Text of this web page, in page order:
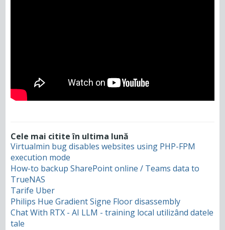
Cele mai citite în ultima lună
Virtualmin bug disables websites using PHP-FPM
execution mode
How-to backup SharePoint online / Teams data to
TrueNAS
Tarife Uber
Philips Hue Gradient Signe Floor disassembly
Chat With RTX - AI LLM - training local utilizând datele
tale